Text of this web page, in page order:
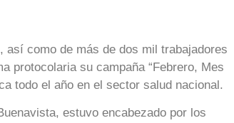
así como de más de dos mil trabajadores
protocolaria su campaña “Febrero, Mes
todo el año en el sector salud nacional.
estuvo encabezado por los